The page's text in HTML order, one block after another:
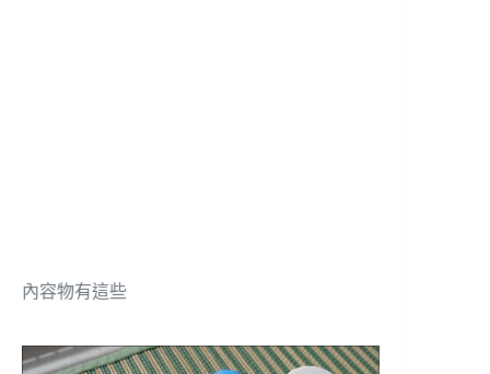
內容物有這些